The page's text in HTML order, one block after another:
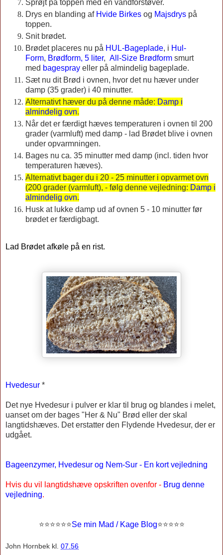
Sprøjt på toppen med en vandforstøver.
Drys en blanding af Hvide Birkes og Majsdrys på
toppen.
Snit brødet.
Brødet placeres nu på HUL-Bageplade, i Hul-
Form, Brødform, 5 liter, All-Size Brødform smurt
med bagespray eller på almindelig bageplade.
Sæt nu dit Brød i ovnen, hvor det nu hæver under
damp (35 grader) i 40 minutter.
Alternativt hæver du på denne måde: Damp i
almindelig ovn.
Når det er færdigt hæves temperaturen i ovnen til 200
grader (varmluft) med damp - lad Brødet blive i ovnen
under opvarmningen.
Bages nu ca. 35 minutter med damp (incl. tiden hvor
temperaturen hæves).
Alternativt bager du i 20 - 25 minutter i opvarmet ovn
(200 grader (varmluft), - følg denne vejledning: Damp i
almindelig ovn.
Husk at lukke damp ud af ovnen 5 - 10 minutter før
brødet er færdigbagt.
Lad Brødet afkøle på en rist.
Hvedesur *
Det nye Hvedesur i pulver er klar til brug og blandes i melet,
uanset om der bages "Her & Nu" Brød eller der skal
langtidshæves. Det erstatter den Flydende Hvedesur, der er
udgået.
Bageenzymer, Hvedesur og Nem-Sur - En kort vejledning
Hvis du vil langtidshæve opskriften ovenfor - Brug denne
vejledning.
⭐⭐⭐⭐⭐⭐Se min Mad / Kage Blog⭐⭐⭐⭐⭐
John Hornbek kl. 07.56